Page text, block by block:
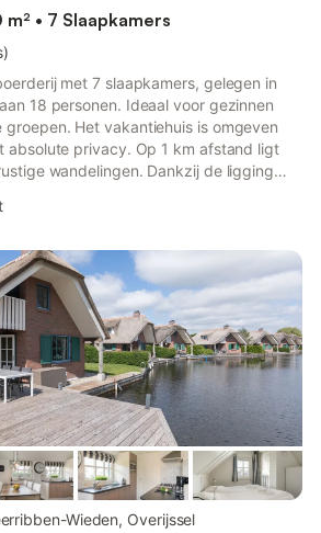
• 7 Slaapkamers
)
met 7 slaapkamers, gelegen in
18 personen. Ideaal voor gezinnen
Het vakantiehuis is omgeven
absolute privacy. Op 1 km afstand ligt
wandelingen. Dankzij de ligging
gebouwen, de stuwdam, de
als Slagharen en
Restaurants en levensmiddelen vindt u
meer...
Wieden, Overijssel